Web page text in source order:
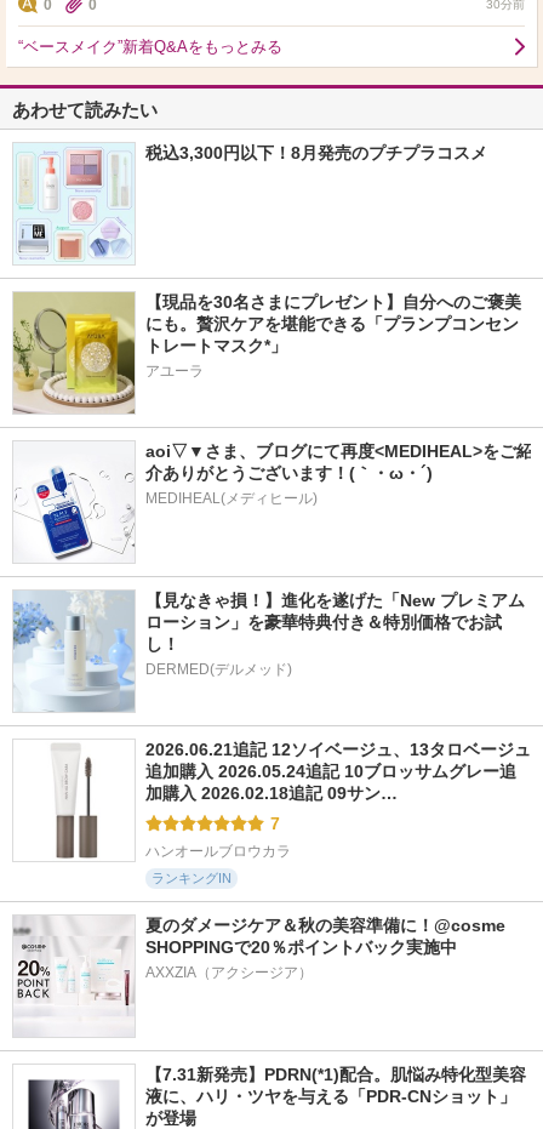
0 0 30分前
“ベースメイク”新着Q&Aをもっとみる
あわせて読みたい
税込3,300円以下！8月発売のプチプラコスメ
【現品を30名さまにプレゼント】自分へのご褒美
にも。贅沢ケアを堪能できる「プランプコンセン
トレートマスク*」
アユーラ
aoi▽▼さま、ブログにて再度<MEDIHEAL>をご紹
介ありがとうございます！(｀・ω・´)
MEDIHEAL(メディヒール)
【見なきゃ損！】進化を遂げた「New プレミアム
ローション」を豪華特典付き＆特別価格でお試
し！
DERMED(デルメッド)
2026.06.21追記 12ソイベージュ、13タロベージュ
追加購入 2026.05.24追記 10ブロッサムグレー追
加購入 2026.02.18追記 09サン…
7
ハンオールブロウカラ
ランキングIN
夏のダメージケア＆秋の美容準備に！@cosme
SHOPPINGで20％ポイントバック実施中
【7.31新発売】PDRN(*1)配合。肌悩み特化型美容
液に、ハリ・ツヤを与える「PDR-CNショット」
が登場